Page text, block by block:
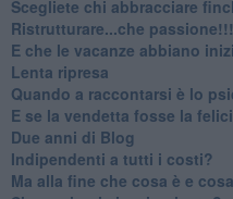
​Scegliete chi abbracciare
​Ristrutturare...che passione!!!
​E che le vacanze abbiano
​Lenta ripresa
​Quando a raccontarsi è lo
​E se la vendetta fosse la
​Due anni di Blog
​Indipendenti a tutti i costi?
​Ma alla fine che cosa è e